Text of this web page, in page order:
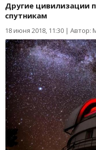
Другие цивилизации
спутникам
18 июня 2018, 11:30 | Автор: